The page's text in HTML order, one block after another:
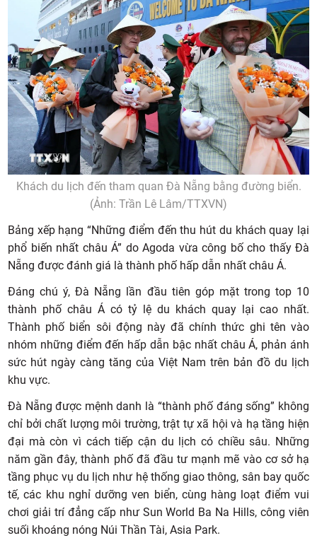
Khách du lịch đến tham quan Đà Nẵng bằng đường biển.
(Ảnh: Trần Lê Lâm/TTXVN)
Bảng xếp hạng “Những điểm đến thu hút du khách quay lại
phổ biến nhất châu Á” do Agoda vừa công bố cho thấy Đà
Nẵng được đánh giá là thành phố hấp dẫn nhất châu Á.
Đáng chú ý, Đà Nẵng lần đầu tiên góp mặt trong top 10
thành phố châu Á có tỷ lệ du khách quay lại cao nhất.
Thành phố biển sôi động này đã chính thức ghi tên vào
nhóm những điểm đến hấp dẫn bậc nhất châu Á, phản ánh
sức hút ngày càng tăng của Việt Nam trên bản đồ du lịch
khu vực.
Đà Nẵng được mệnh danh là “thành phố đáng sống” không
chỉ bởi chất lượng môi trường, trật tự xã hội và hạ tầng hiện
đại mà còn vì cách tiếp cận du lịch có chiều sâu. Những
năm gần đây, thành phố đã đầu tư mạnh mẽ vào cơ sở hạ
tầng phục vụ du lịch như hệ thống giao thông, sân bay quốc
tế, các khu nghỉ dưỡng ven biển, cùng hàng loạt điểm vui
chơi giải trí đẳng cấp như Sun World Ba Na Hills, công viên
suối khoáng nóng Núi Thần Tài, Asia Park.